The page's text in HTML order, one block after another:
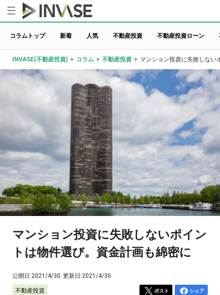
コラムトップ 新着 人気 不動産投資 不動産投資ローン
INVASE(不動産投資) > コラム > 不動産投資 > マンション投資に失敗しない
マンション投資に失敗しないポイン
トは物件選び。資金計画も綿密に
公開日:2021/4/30 更新日:2021/4/30
不動産投資 ポスト シェア